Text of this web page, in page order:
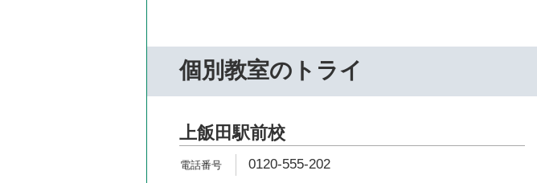
個別教室のトライ
上飯田駅前校
0120-555-202